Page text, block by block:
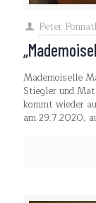
Peter
Mademoiselle
Stiegler und
kommt wieder
am 29.7.2020,